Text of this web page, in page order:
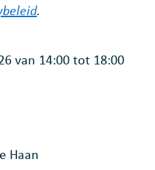
.
van 14:00tot 18:00
Haan